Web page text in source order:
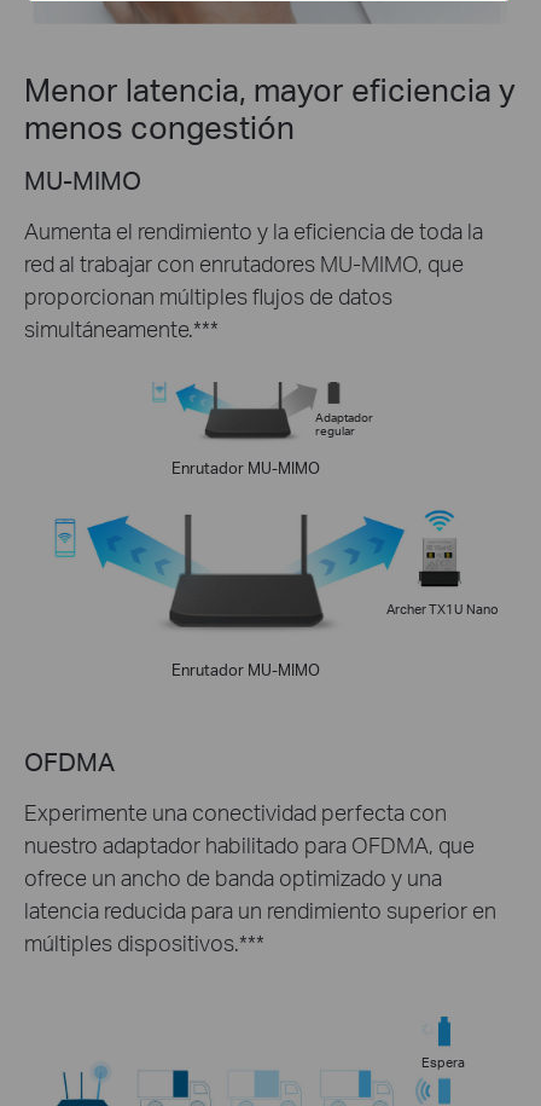
Menor latencia, mayor eficiencia y
menos congestión
MU-MIMO
Aumenta el rendimiento y la eficiencia de toda la
red al trabajar con enrutadores MU-MIMO, que
proporcionan múltiples flujos de datos
simultáneamente.***
Enrutador MU-MIMO
Adaptador
regular
Enrutador MU-MIMO
Archer TX1U Nano
OFDMA
Experimente una conectividad perfecta con
nuestro adaptador habilitado para OFDMA, que
ofrece un ancho de banda optimizado y una
latencia reducida para un rendimiento superior en
múltiples dispositivos.***
Espera